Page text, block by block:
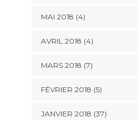
MAI 2018 (4)
AVRIL 2018 (4)
MARS 2018 (7)
FÉVRIER 2018 (5)
JANVIER 2018 (37)